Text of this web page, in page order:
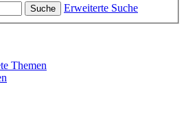
Suche Erweiterte Suche
Themen